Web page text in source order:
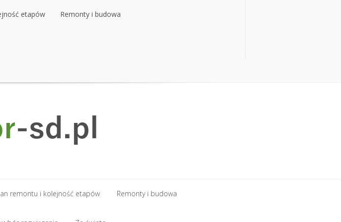
etapów
etapów
Remonty i budowa
remontu i kolejność etapów Remonty i budowa